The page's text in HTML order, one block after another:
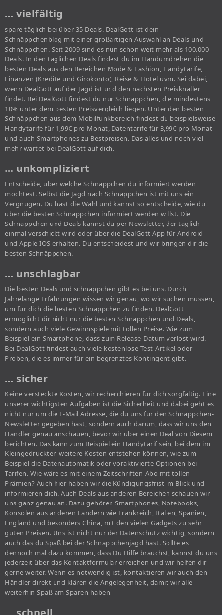
… vielfältig
spare täglich bei über 35 Deals. DealGott ist dein
Schnäppchenblog mit einer großartigen Auswahl an Deals und
Schnäppchen. Seit 2009 sind es nun schon weit mehr als 100.000
Deals. In den täglichen Deals findest du im Handumdrehen die
besten Deals aus den Bereichen Mode & Fashion, Handytarife,
Finanzen (Kredite und Girokonto), Reise & Hotel uvm. Sei dabei,
wenn DealGott auf der Jagd ist und den nächsten Preisknaller
findet. Bei DealGott findest du nur Schnäppchen, die mindestens
10% unter dem besten Preisvergleich liegen. Unter den besten
Schnäppchen aus dem Mobilfunkbereich findest du beispielsweise
Handytarife für 1,99€ pro Monat, Datentarife für 3,99€ pro Monat
und auch Smartphones zu Bestpreisen. Das alles und noch viel
mehr wartet bei DealGott auf dich.
… unkompliziert
Entscheide, über welche Schnäppchen du informiert werden
möchtest. Selbst die Jagd nach Schnäppchen ist mit uns ein
Vergnügen. Du hast die Wahl und kannst so entscheide, wie du
über die besten Schnäppchen informiert werden willst. Die
Schnäppchen und Deals kannst du per Newsletter, der täglich
einmal verschickt wird oder über die DealGott App für Android
und Apple IOS erhalten. Du entscheidest und wir bringen dir die
besten Schnäppchen.
… unschlagbar
Die besten Deals und schnäppchen gibt es bei uns. Durch
Jahrelange Erfahrungen wissen wir genau, wo wir suchen müssen,
um für dich die besten Schnäppchen zu finden. DealGott
ermöglicht dir nicht nur die besten Schnäppchen und Deals,
sondern auch viele Gewinnspiele mit tollen Preise. Wie zum
Beispiel ein Smartphone, dass zum Release-Datum verlost wird.
Bei DealGott findest auch viele kostenlose Test-Artikel oder
Proben, die es immer für ein begrenztes Kontingent gibt.
… sicher
Keine versteckte Kosten, wir recherchieren für dich sorgfältig. Eine
unserer wichtigsten Aufgaben ist die Sicherheit und dabei geht es
nicht nur um die E-Mail Adresse, die du uns für den Schnäppchen-
Newsletter gegeben hast, sondern auch darum, dass wir uns den
Händler genau anschauen, bevor wir über einen Deal von Diesem
berichten. Das kann zum Beispiel ein Handytarif sein, bei dem im
Kleingedruckten weitere Kosten entstehen können, wie zum
Beispiel die Datenautomatik oder voraktivierte Optionen bei
Tarifen. Wie wäre es mit einem Zeitschriften-Abo mit tollen
Prämien? Auch hier haben wir die Kündigungsfrist im Blick und
informieren dich. Auch Deals aus anderen Bereichen schauen wir
uns ganz genau an. Dazu gehören Smartphones, Notebooks,
Konsolen aus anderen Ländern wie Frankreich, Italien, Spanien,
England und besonders China, mit den vielen Gadgets zu sehr
guten Preisen. Uns ist nicht nur der Datenschutz wichtig, sondern
auch das du Spaß bei der Schnäppchenjagd hast. Sollte es
dennoch mal dazu kommen, dass Du Hilfe brauchst, kannst du uns
jederzeit über das Kontaktformular erreichen und wir helfen dir
gerne weiter. Wenn es notwendig ist, kontaktieren wir auch den
Händler direkt und klären die Angelegenheit, damit wir alle
weiterhin Spaß am Sparen haben.
… schnell